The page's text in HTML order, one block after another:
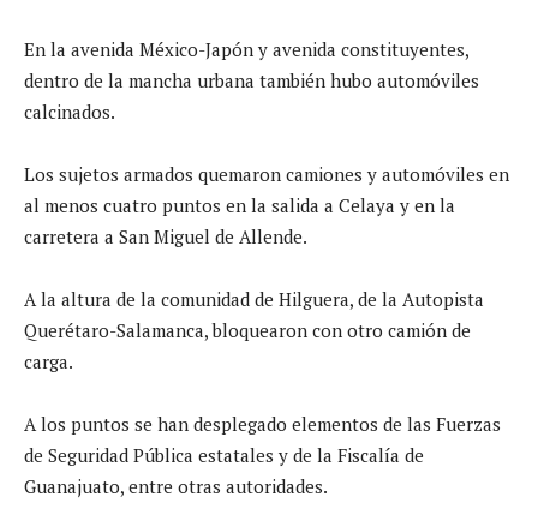
En la avenida México-Japón y avenida constituyentes,
dentro de la mancha urbana también hubo automóviles
calcinados.
Los sujetos armados quemaron camiones y automóviles en
al menos cuatro puntos en la salida a Celaya y en la
carretera a San Miguel de Allende.
A la altura de la comunidad de Hilguera, de la Autopista
Querétaro-Salamanca, bloquearon con otro camión de
carga.
A los puntos se han desplegado elementos de las Fuerzas
de Seguridad Pública estatales y de la Fiscalía de
Guanajuato, entre otras autoridades.